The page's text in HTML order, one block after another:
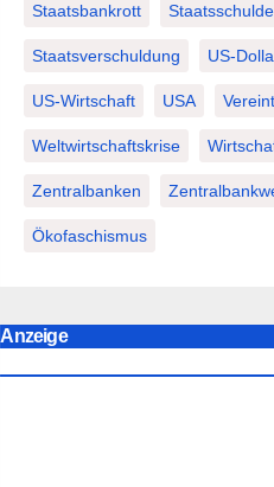
Staatsbankrott
Staatsverschuldung US-
US-Wirtschaft USA
Weltwirtschaftskrise
Zentralbanken
Ökofaschismus
Anzeige